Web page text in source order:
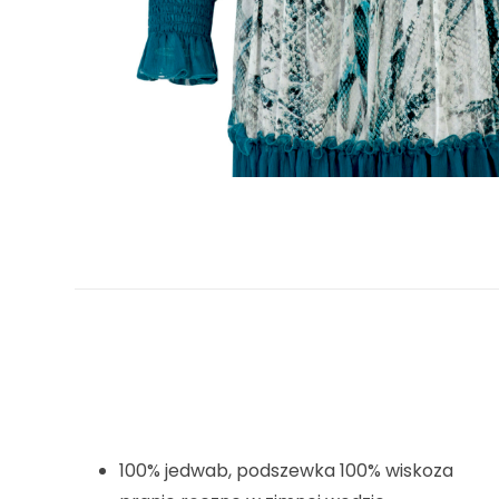
100% jedwab, podszewka 100% wiskoza